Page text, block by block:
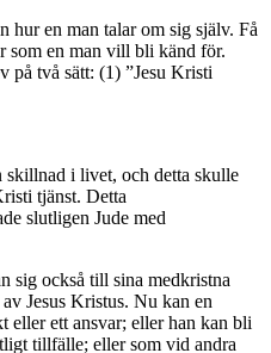
hur en man talar om sig själv. Få
som en man vill bli känd för.
på två sätt: (1) ”Jesu Kristi
skillnad i livet, och detta skulle
tjänst. Detta
slutligen Jude med
sig också till sina medkristna
Jesus Kristus. Nu kan en
eller ett ansvar; eller han kan bli
tillfälle; eller som vid andra